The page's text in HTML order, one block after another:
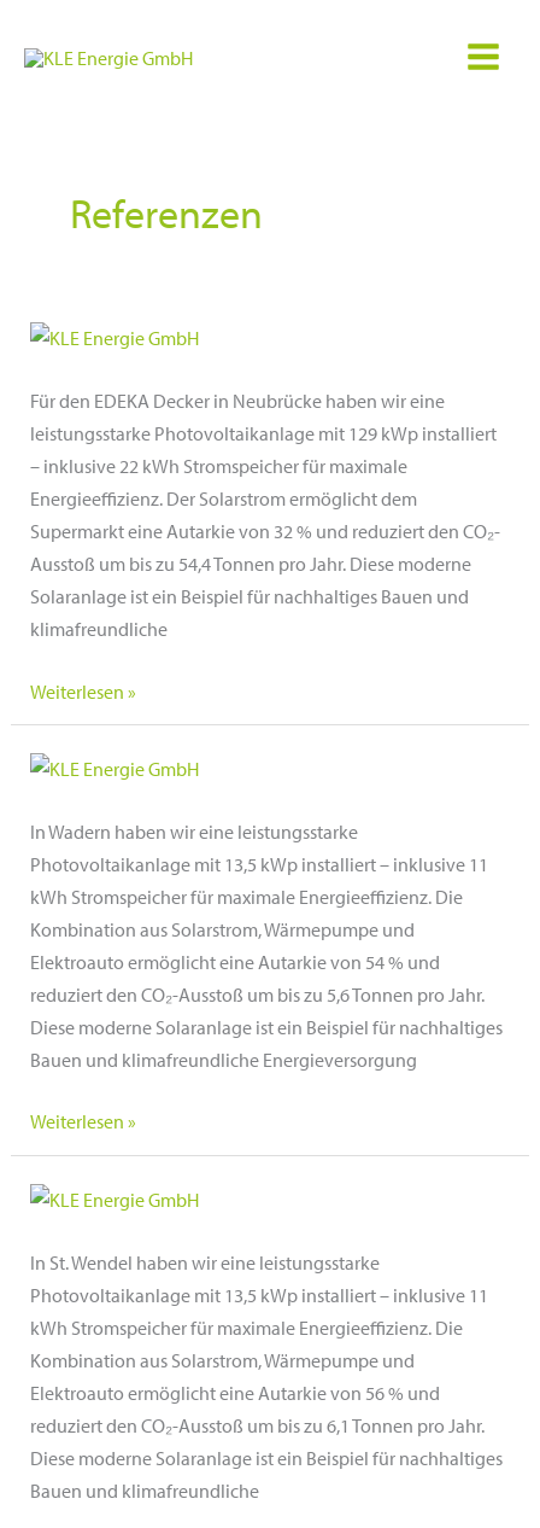
Inhalt
Referenzen
Für den EDEKA Decker in Neubrücke haben wir eine
leistungsstarke Photovoltaikanlage mit 129 kWp installiert
– inklusive 22 kWh Stromspeicher für maximale
Energieeffizienz. Der Solarstrom ermöglicht dem
Supermarkt eine Autarkie von 32 % und reduziert den CO₂-
Ausstoß um bis zu 54,4 Tonnen pro Jahr. Diese moderne
Solaranlage ist ein Beispiel für nachhaltiges Bauen und
klimafreundliche
EDEKA
Decker
in
Neubrücke,
Rheinland-
Pfalz
Weiterlesen »
In Wadern haben wir eine leistungsstarke
Photovoltaikanlage mit 13,5 kWp installiert – inklusive 11
kWh Stromspeicher für maximale Energieeffizienz. Die
Kombination aus Solarstrom, Wärmepumpe und
Elektroauto ermöglicht eine Autarkie von 54 % und
reduziert den CO₂-Ausstoß um bis zu 5,6 Tonnen pro Jahr.
Diese moderne Solaranlage ist ein Beispiel für nachhaltiges
Bauen und klimafreundliche Energieversorgung
Privatanlage
in
Wadern,
Weiterlesen »
In St. Wendel haben wir eine leistungsstarke
Photovoltaikanlage mit 13,5 kWp installiert – inklusive 11
kWh Stromspeicher für maximale Energieeffizienz. Die
Kombination aus Solarstrom, Wärmepumpe und
Elektroauto ermöglicht eine Autarkie von 56 % und
reduziert den CO₂-Ausstoß um bis zu 6,1 Tonnen pro Jahr.
Diese moderne Solaranlage ist ein Beispiel für nachhaltiges
Bauen und klimafreundliche